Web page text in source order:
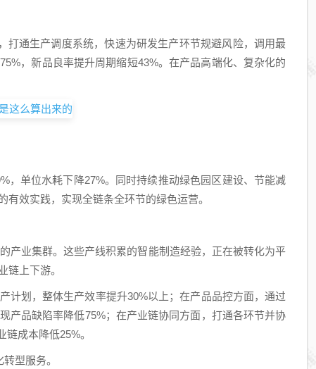
打通生产调度系统，快速为研发生产环节规避风险，调用最
，新品良率提升周期缩短43%。在产品高端化、复杂化的
，单位水耗下降27%。同时持续推动绿色园区建设、节能减
效实践，实现全链条全环节的绿色运营。
产业集群。这些产线积累的智能制造经验，正在被转化为平
链上下游。
计划，整体生产效率提升30%以上；在产品品控方面，通过
产品缺陷率降低75%；在产业链协同方面，打通各环节并协
成本降低25%。
型服务。